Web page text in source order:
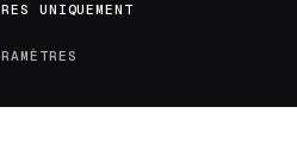
UNIQUEMENT